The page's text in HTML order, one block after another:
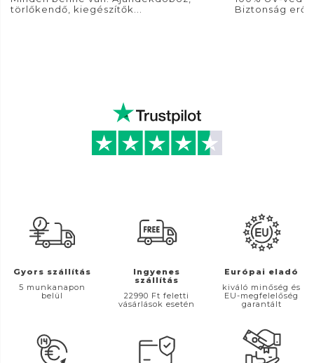
törlőkendő, kiegészítők...
Biztonság
Gyors szállítás
5 munkanapon
belül
Ingyenes
szállítás
22990 Ft feletti
vásárlások esetén
Európai eladó
kiváló minőség és
EU-megfelelőség
garantált